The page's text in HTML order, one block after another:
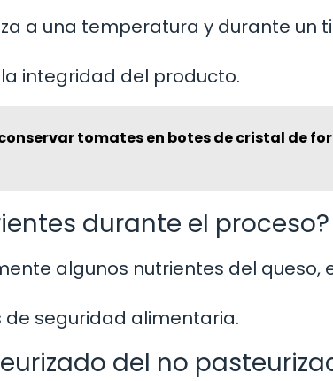
a una temperatura y durante un
integridad del producto.
tomates en botes de cristal de
durante el proceso?
algunos nutrientes del queso,
seguridad alimentaria.
del no